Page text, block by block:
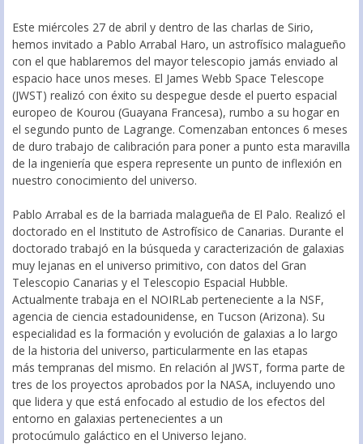
Este miércoles 27 de abril y dentro de las charlas de Sirio,
hemos invitado a Pablo Arrabal Haro, un astrofísico malagueño
con el que hablaremos del mayor telescopio jamás enviado al
espacio hace unos meses. El James Webb Space Telescope
(JWST) realizó con éxito su despegue desde el puerto espacial
europeo de Kourou (Guayana Francesa), rumbo a su hogar en
el segundo punto de Lagrange. Comenzaban entonces 6 meses
de duro trabajo de calibración para poner a punto esta maravilla
de la ingeniería que espera represente un punto de inflexión en
nuestro conocimiento del universo.
Pablo Arrabal es de la barriada malagueña de El Palo. Realizó el
doctorado en el Instituto de Astrofísico de Canarias. Durante el
doctorado trabajó en la búsqueda y caracterización de galaxias
muy lejanas en el universo primitivo, con datos del Gran
Telescopio Canarias y el Telescopio Espacial Hubble.
Actualmente trabaja en el NOIRLab perteneciente a la NSF,
agencia de ciencia estadounidense, en Tucson (Arizona). Su
especialidad es la formación y evolución de galaxias a lo largo
de la historia del universo, particularmente en las etapas
más tempranas del mismo. En relación al JWST, forma parte de
tres de los proyectos aprobados por la NASA, incluyendo uno
que lidera y que está enfocado al estudio de los efectos del
entorno en galaxias pertenecientes a un
protocúmulo galáctico en el Universo lejano.